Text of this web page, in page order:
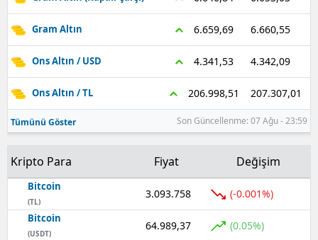
Samsun
Sinop
Sivas
Tokat
Trabzon
Tunceli
Gram Altın 6.659,69 6.660,55
Ons Altın / USD 4.341,53 4.342,09
Ons Altın / TL 206.998,51 207.307,01
Tümünü Göster Son Güncellenme: 07 Ağu - 23:59
Kripto Para Fiyat Değişim
Bitcoin
(TL)
3.093.758 (-0.001%)
Bitcoin
(USDT)
64.989,37 (0.05%)